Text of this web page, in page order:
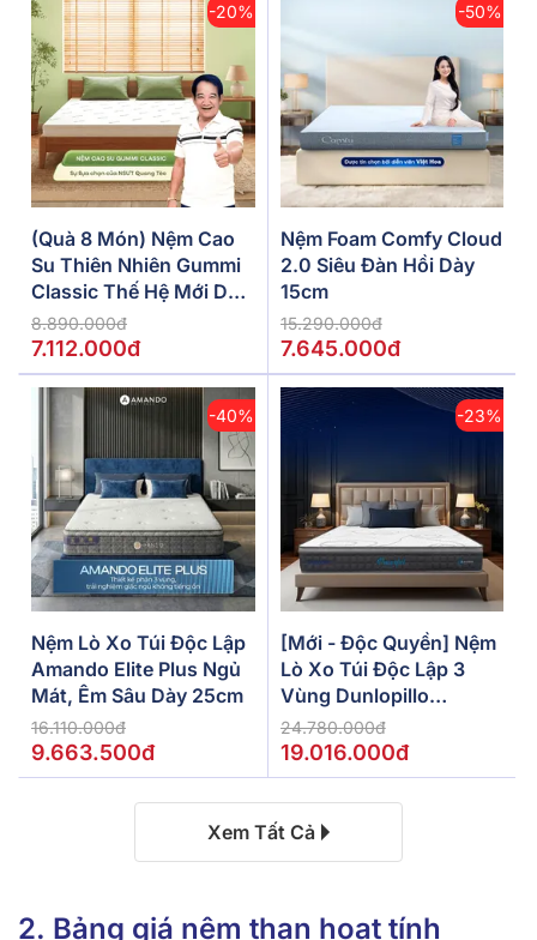
-20%
(Quà 8 Món) Nệm Cao
Su Thiên Nhiên Gummi
Classic Thế Hệ Mới Dày
5/10/15cm
8.890.000đ
7.112.000đ
-50%
Nệm Foam Comfy Cloud
2.0 Siêu Đàn Hồi Dày
15cm
15.290.000đ
7.645.000đ
-40%
Nệm Lò Xo Túi Độc Lập
Amando Elite Plus Ngủ
Mát, Êm Sâu Dày 25cm
16.110.000đ
9.663.500đ
-23%
[Mới - Độc Quyền] Nệm
Lò Xo Túi Độc Lập 3
Vùng Dunlopillo
De.Stress Powerful
24.780.000đ
19.016.000đ
Xem Tất Cả
2. Bảng giá nệm than hoạt tính